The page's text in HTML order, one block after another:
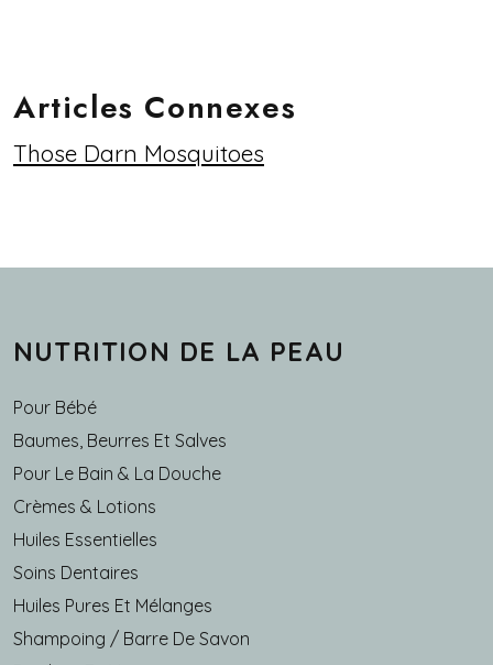
Articles Connexes
Those Darn Mosquitoes
NUTRITION DE LA PEAU
Pour Bébé
Baumes, Beurres Et Salves
Pour Le Bain & La Douche
Crèmes & Lotions
Huiles Essentielles
Soins Dentaires
Huiles Pures Et Mélanges
Shampoing / Barre De Savon